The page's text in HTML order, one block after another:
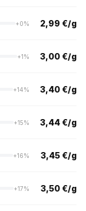
+0% 2,99 €/g
+1% 3,00 €/g
+14% 3,40 €/g
+15% 3,44 €/g
+16% 3,45 €/g
+17% 3,50 €/g